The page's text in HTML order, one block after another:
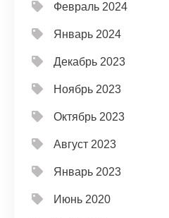
Февраль 2024
Январь 2024
Декабрь 2023
Ноябрь 2023
Октябрь 2023
Август 2023
Январь 2023
Июнь 2020